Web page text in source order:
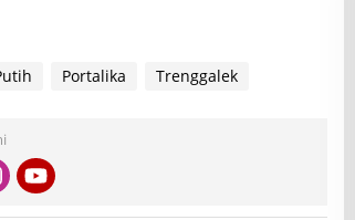
Portalika Trenggalek